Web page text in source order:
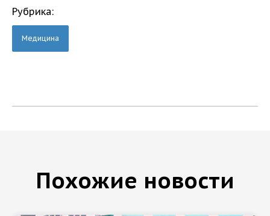
Рубрика:
Медицина
Похожие новости